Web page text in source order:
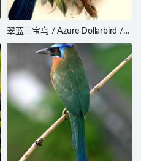
翠蓝三宝鸟 / Azure Dollarbird /
Eurystomus azureus